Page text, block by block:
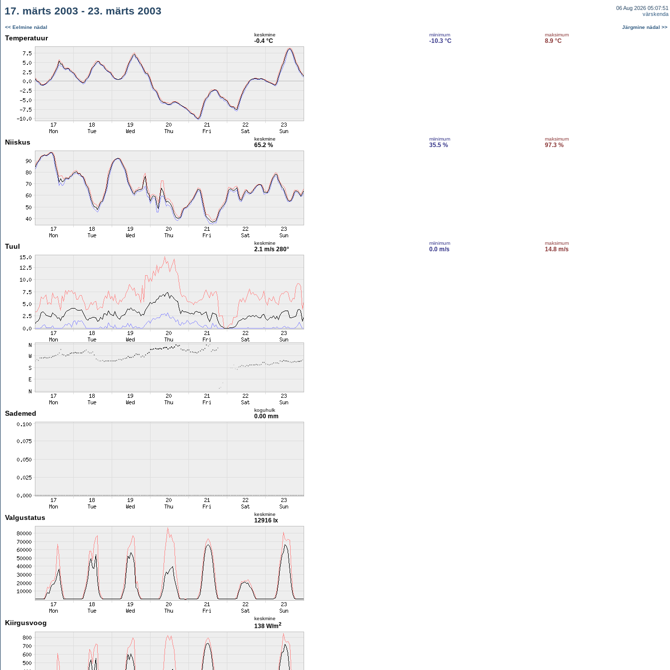
17. märts 2003 - 23. märts 2003
06 Aug 2026 05:07:51
värskenda
<< Eelmine nädal Järgmine nädal >>
Temperatuur keskmine
-0.4 °C
miinimum
-10.3 °C
maksimum
8.9 °C
Niiskus keskmine
65.2 %
miinimum
35.5 %
maksimum
97.3 %
Tuul keskmine
2.1 m/s 280°
miinimum
0.0 m/s
maksimum
14.8 m/s
Sademed koguhulk
0.00 mm
Valgustatus keskmine
12916 lx
Kiirgusvoog
keskmine
138 W/m2